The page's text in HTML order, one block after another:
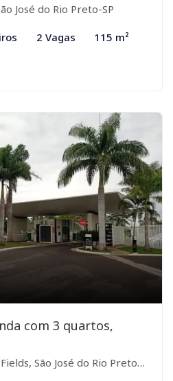
José do Rio Preto-SP
2 Vagas 115 m²
com 3 quartos,
São José do Rio Preto-SP